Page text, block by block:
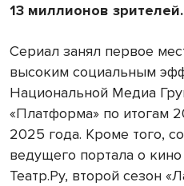
13 миллионов зрителей.
Сериал занял первое
высоким социальным
Национальной Медиа
«Платформа» по итогам
2025 года. Кроме того,
ведущего портала о
Театр.Ру, второй сезон